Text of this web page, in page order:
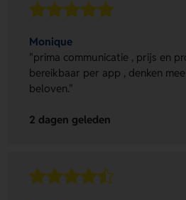
Monique
"prima communicatie , prijs en
bereikbaar per app , denken
beloven."
2 dagen geleden